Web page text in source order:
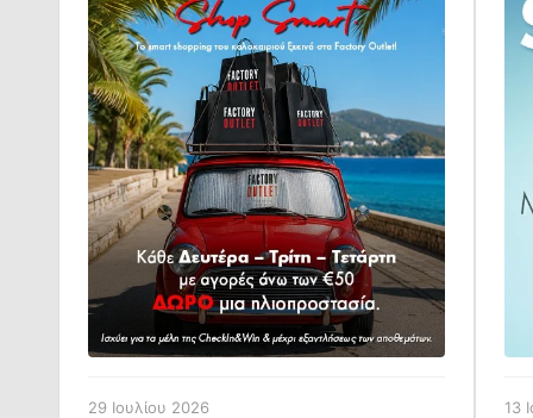
29 Ιουλίου 2026 13